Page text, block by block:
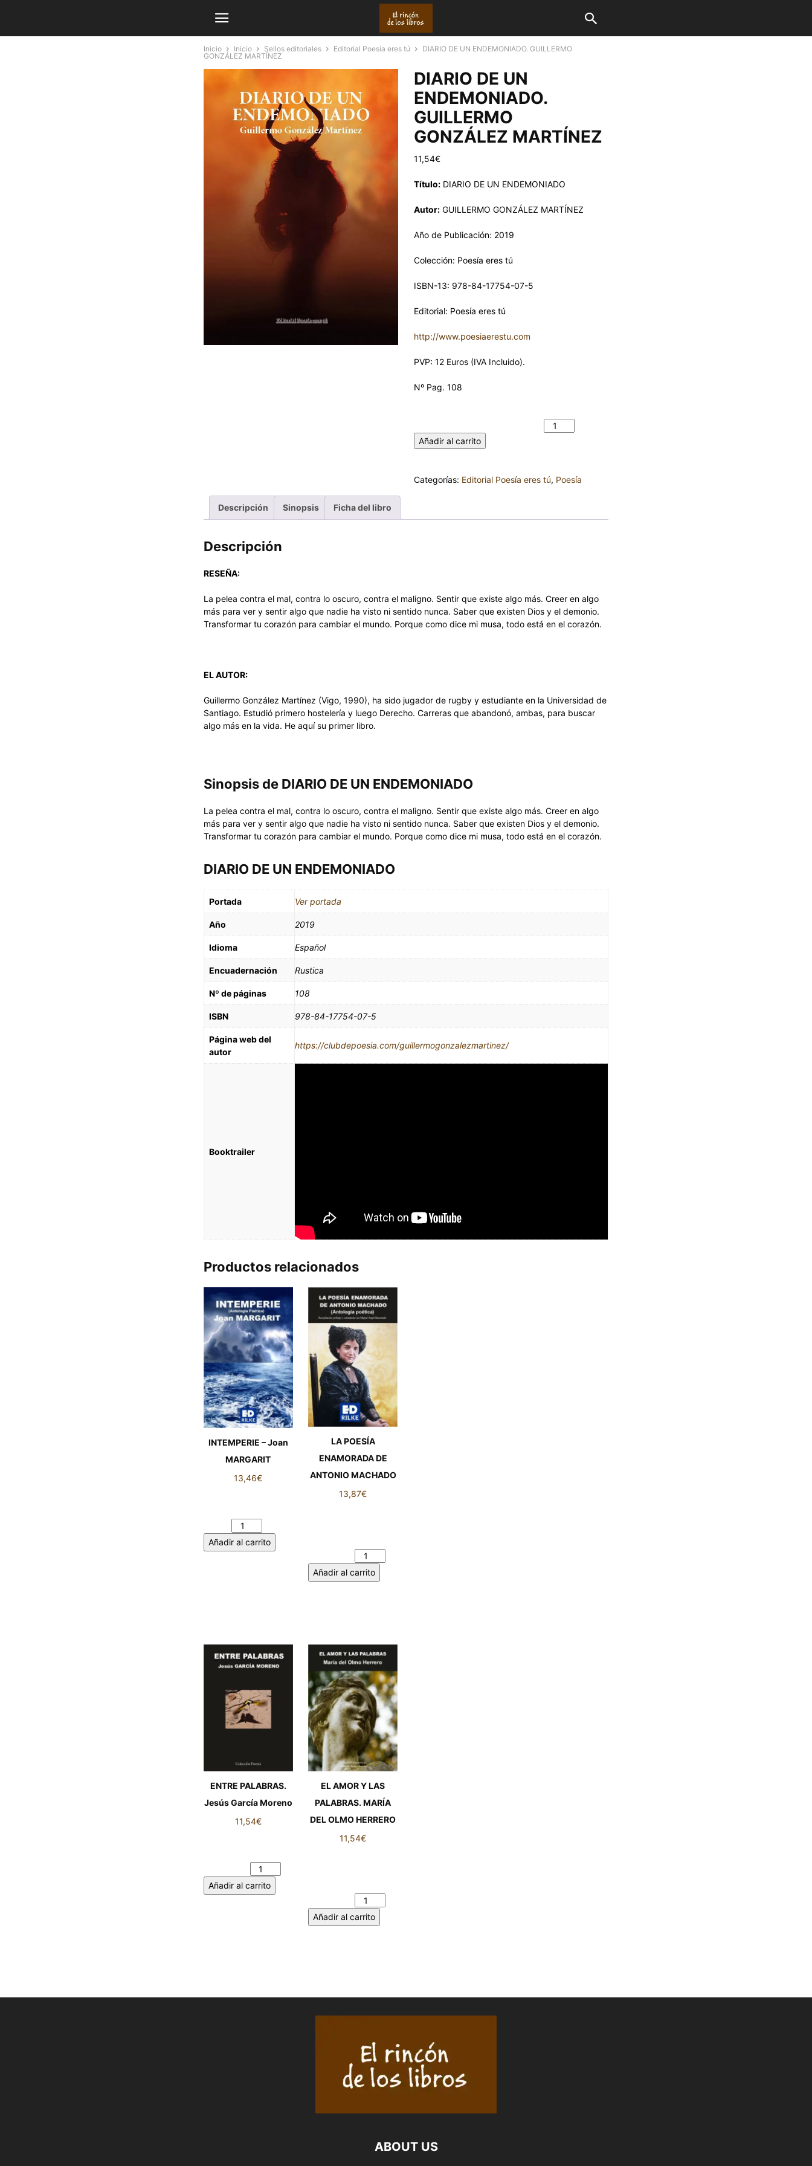
Inicio Inicio Sellos editoriales Editorial Poesía eres tú
DIARIO DE UN ENDEMONIADO. GUILLERMO
GONZÁLEZ MARTÍNEZ
DIARIO DE UN
ENDEMONIADO.
GUILLERMO
GONZÁLEZ MARTÍNEZ
11,54€
Título: DIARIO DE UN ENDEMONIADO
Autor: GUILLERMO GONZÁLEZ MARTÍNEZ
Año de Publicación: 2019
Colección: Poesía eres tú
ISBN-13: 978-84-17754-07-5
Editorial: Poesía eres tú
http://www.poesiaerestu.com
PVP: 12 Euros (IVA Incluido).
Nº Pag. 108
Añadir al carrito
Categorías: Editorial Poesía eres tú, Poesía
Descripción Sinopsis Ficha del libro
Descripción
RESEÑA:
La pelea contra el mal, contra lo oscuro, contra el maligno. Sentir que existe algo más. Creer en algo
más para ver y sentir algo que nadie ha visto ni sentido nunca. Saber que existen Dios y el demonio.
Transformar tu corazón para cambiar el mundo. Porque como dice mi musa, todo está en el corazón.
EL AUTOR:
Guillermo González Martínez (Vigo, 1990), ha sido jugador de rugby y estudiante en la Universidad de
Santiago. Estudió primero hostelería y luego Derecho. Carreras que abandonó, ambas, para buscar
algo más en la vida. He aquí su primer libro.
Sinopsis de DIARIO DE UN ENDEMONIADO
La pelea contra el mal, contra lo oscuro, contra el maligno. Sentir que existe algo más. Creer en algo
más para ver y sentir algo que nadie ha visto ni sentido nunca. Saber que existen Dios y el demonio.
Transformar tu corazón para cambiar el mundo. Porque como dice mi musa, todo está en el corazón.
DIARIO DE UN ENDEMONIADO
Portada Ver portada
Año 2019
Idioma Español
Encuadernación Rustica
Nº de páginas 108
ISBN 978-84-17754-07-5
Página web del
autor
https://clubdepoesia.com/guillermogonzalezmartinez/
Booktrailer
Productos relacionados
INTEMPERIE – Joan
MARGARIT
13,46€
Añadir al carrito
LA POESÍA
ENAMORADA DE
ANTONIO MACHADO
13,87€
Añadir al carrito
ENTRE PALABRAS.
Jesús García Moreno
11,54€
Añadir al carrito
EL AMOR Y LAS
PALABRAS. MARÍA
DEL OLMO HERRERO
11,54€
Añadir al carrito
ABOUT US